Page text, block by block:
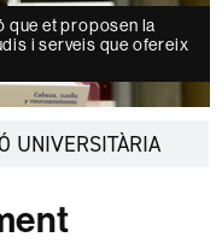
que et proposen la
i serveis que ofereix
UNIVERSITÀRIA